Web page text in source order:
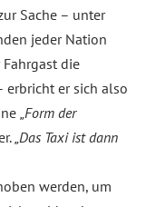
Sache – unter
jeder Nation
die
erbricht er sich also
„Form der
„Das Taxi ist dann
werden, um